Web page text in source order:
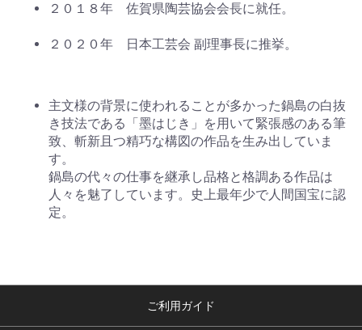
２０１８年 佐賀県陶芸協会会長に就任。
２０２０年 日本工芸会 副理事長に推挙。
主文様の背景に使われることが多かった鍋島の白抜
き技法である「墨はじき」を用いて緊張感のある筆
致、斬新且つ精巧な構図の作品を生み出していま
す。
鍋島の代々の仕事を継承し品格と格調ある作品は
人々を魅了しています。史上最年少で人間国宝に認
定。
ご利用ガイド